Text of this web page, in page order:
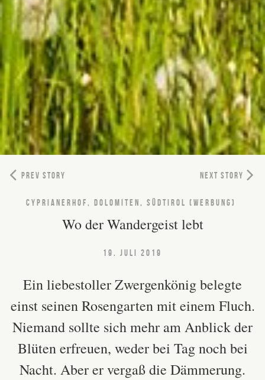
PREV STORY NEXT STORY
CYPRIANERHOF, DOLOMITEN, SÜDTIROL (WERBUNG)
Wo der Wandergeist lebt
19. JULI 2019
Ein liebestoller Zwergenkönig belegte
einst seinen Rosengarten mit einem Fluch.
Niemand sollte sich mehr am Anblick der
Blüten erfreuen, weder bei Tag noch bei
Nacht. Aber er vergaß die Dämmerung.